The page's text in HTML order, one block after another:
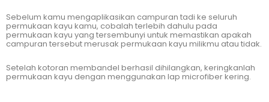
Sebelum kamu mengaplikasikan campuran tadi ke seluruh
permukaan kayu kamu, cobalah terlebih dahulu pada
permukaan kayu yang tersembunyi untuk memastikan apakah
campuran tersebut merusak permukaan kayu milikmu atau tidak.
Setelah kotoran membandel berhasil dihilangkan, keringkanlah
permukaan kayu dengan menggunakan lap microfiber kering.